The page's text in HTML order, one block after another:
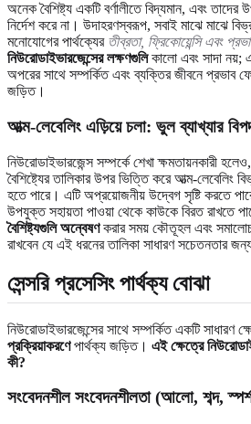
অনেক বৈশিষ্ট্য একটি বর্ণালীতে বিদ্যমান, এবং
নির্দেশ করে না। উদাহরণস্বরূপ, সবাই মাঝে মাঝে
মনোযোগের পার্থক্যের তীব্রতা, ফ্রিকোয়েন্সি এবং
নিউরোডাইভারজেন্সের লক্ষণগুলিকালো এবং সাদা নয়;
অপরের সাথে সম্পর্কিত এবং ব্যক্তির জীবনে প্রভাব
জড়িত।
আত্ম-লেবেলিং এড়িয়ে চলা: ভুল ব্যাখ্যার
নিউরোডাইভারজেন্স সম্পর্কে শেখা ক্ষমতায়নকারী
বৈশিষ্ট্যের তালিকার উপর ভিত্তি করে আত্ম-লেবেলিং
হতে পারে। এটি অপ্রয়োজনীয় উদ্বেগ সৃষ্টি করতে
উপযুক্ত সহায়তা পাওয়া থেকে কাউকে বিরত রাখতে
বৈশিষ্ট্যগুলি অন্বেষণকরার সময় কৌতূহল এবং
রাখবেন যে এই ধরনের তালিকা সাধারণ সচেতনতার
সেন্সরি প্রসেসিং পার্থক্য বোঝা
নিউরোডাইভারজেন্সের সাথে সম্পর্কিত একটি সাধারণ
প্রক্রিয়াকরণেপার্থক্য জড়িত। এই ক্ষেত্রে
কী?
সংবেদনশীল সংবেদনশীলতা (আলো, শব্দ,